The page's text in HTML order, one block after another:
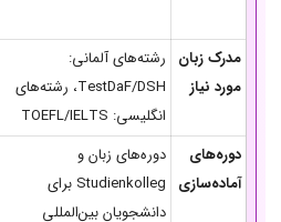
مدرک زبان
مورد نیاز
رشته‌های آلمانی:
TestDaF/DSH، رشته‌های
انگلیسی: TOEFL/IELTS
دوره‌های
آماده‌سازی
دوره‌های زبان و
Studienkolleg برای
دانشجویان بین‌المللی